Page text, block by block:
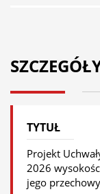
TYTUŁ
Projekt
2026
jego